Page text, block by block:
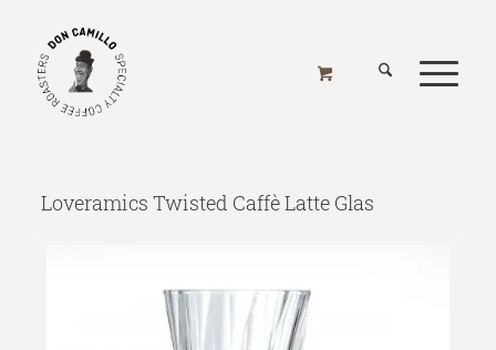
LOVERAMICS TWISTED CAFFÈ LATTE GLAS
Home / Online Shop Geschenk Ideen
Loveramics Twisted Caffè Latte Glas
Loveramics Twisted Caffè Latte Glas